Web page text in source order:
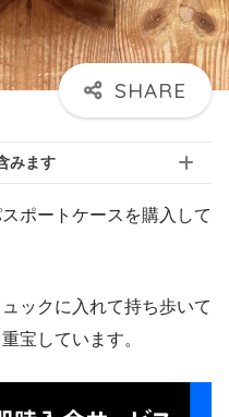
みます
ポートケースを購入して
ックに入れて持ち歩いて
宝しています。